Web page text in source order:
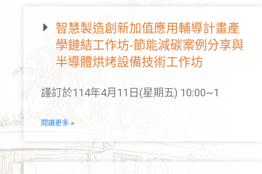
智慧製造創新加值應用輔導計畫產
學鏈結工作坊-節能減碳案例分享與
半導體烘烤設備技術工作坊
謹訂於114年4月11日(星期五) 10:00~1
閱讀更多 »